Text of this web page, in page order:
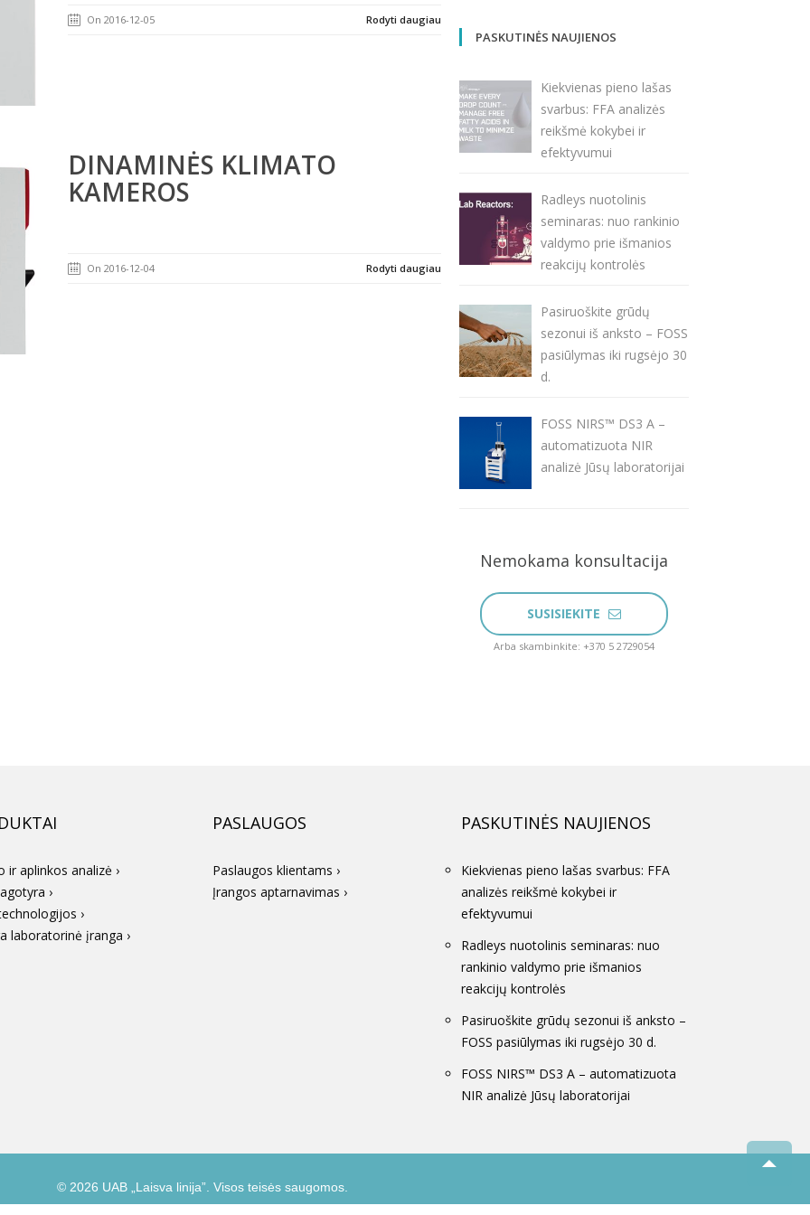
On 2016-12-05 Rodyti daugiau
DINAMINĖS KLIMATO
KAMEROS
On 2016-12-04 Rodyti daugiau
PASKUTINĖS NAUJIENOS
Kiekvienas pieno lašas
svarbus: FFA analizės
reikšmė kokybei ir
efektyvumui
Radleys nuotolinis
seminaras: nuo rankinio
valdymo prie išmanios
reakcijų kontrolės
Pasiruoškite grūdų
sezonui iš anksto – FOSS
pasiūlymas iki rugsėjo 30
d.
FOSS NIRS™ DS3 A –
automatizuota NIR
analizė Jūsų laboratorijai
Nemokama konsultacija
SUSISIEKITE
Arba skambinkite: +370 5 2729054
ir aplinkos analizė ›
›
›
laboratorinė įranga ›
PASLAUGOS
Paslaugos klientams ›
Įrangos aptarnavimas ›
PASKUTINĖS NAUJIENOS
Kiekvienas pieno lašas svarbus: FFA
analizės reikšmė kokybei ir
efektyvumui
Radleys nuotolinis seminaras: nuo
rankinio valdymo prie išmanios
reakcijų kontrolės
Pasiruoškite grūdų sezonui iš anksto –
FOSS pasiūlymas iki rugsėjo 30 d.
FOSS NIRS™ DS3 A – automatizuota
NIR analizė Jūsų laboratorijai
© 2026 UAB „Laisva linija”. Visos teisės saugomos.